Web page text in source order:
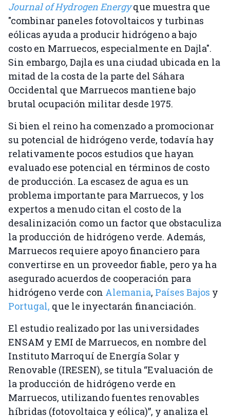
Journal of Hydrogen Energyque muestra que
"combinar paneles fotovoltaicos y turbinas
eólicas ayuda a producir hidrógeno a bajo
costo en Marruecos, especialmente en Dajla".
Sin embargo, Dajla es una ciudad ubicada en la
mitad de la costa de la parte del Sáhara
Occidental que Marruecos mantiene bajo
brutal ocupación militar desde 1975.
Si bien el reino ha comenzado a promocionar
su potencial de hidrógeno verde, todavía hay
relativamente pocos estudios que hayan
evaluado ese potencial en términos de costo
de producción. La escasez de agua es un
problema importante para Marruecos, y los
expertos a menudo citan el costo de la
desalinización como un factor que obstaculiza
la producción de hidrógeno verde. Además,
Marruecos requiere apoyo financiero para
convertirse en un proveedor fiable, pero ya ha
asegurado acuerdos de cooperación para
hidrógeno verde con Alemania, Países Bajos y
Portugal, que le inyectarán financiación.
El estudio realizado por las universidades
ENSAM y EMI de Marruecos, en nombre del
Instituto Marroquí de Energía Solar y
Renovable (IRESEN), se titula “Evaluación de
la producción de hidrógeno verde en
Marruecos, utilizando fuentes renovables
híbridas (fotovoltaica y eólica)”, y analiza el